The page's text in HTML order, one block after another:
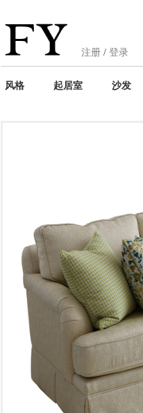
注册 / 登录
风格 起居室 沙发